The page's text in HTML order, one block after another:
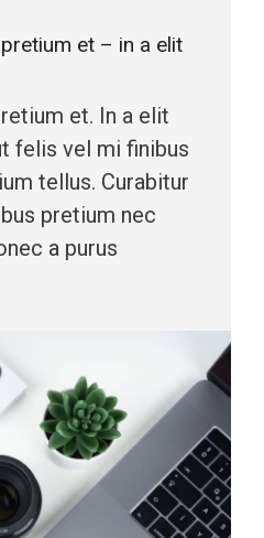
et – in a elit
et. In a elit
felis vel mi finibus
tellus. Curabitur
pretium nec
a purus